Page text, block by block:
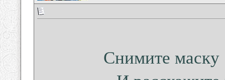
Снимите